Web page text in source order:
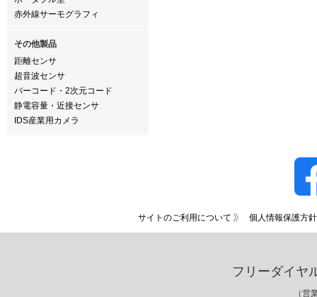
赤外線サーモグラフィ
その他製品
距離センサ
超音波センサ
バーコード・2次元コード
静電容量・近接センサ
IDS産業用カメラ
サイトのご利用について 個人情報保護方針
フリーダイヤ
（営